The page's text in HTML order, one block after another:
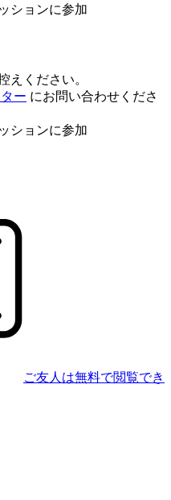
ションに参加
えください。
ー にお問い合わせくださ
ションに参加
ご友人は無料で閲覧でき